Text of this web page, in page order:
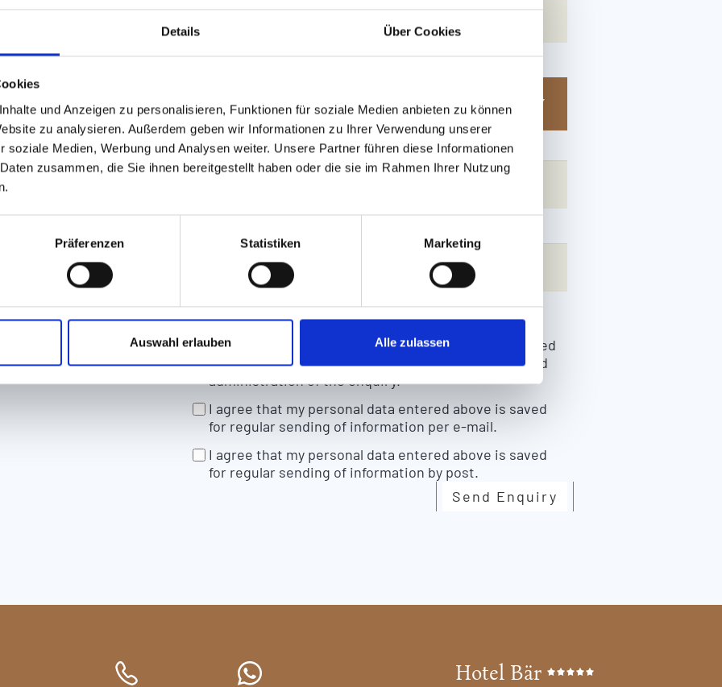
Details Über Cookies
und Anzeigen zu personalisieren, Funktionen für soziale Medien anbieten zu können
zu analysieren. Außerdem geben wir Informationen zu Ihrer Verwendung unserer
soziale Medien, Werbung und Analysen weiter. Unsere Partner führen diese Informationen
zusammen, die Sie ihnen bereitgestellt haben oder die sie im Rahmen Ihrer Nutzung
Präferenzen Statistiken Marketing
Auswahl erlauben Alle zulassen
City
E-mail*
*I agree that my personal data entered above is saved
and processed for the purpose of the processing and
administration of the enquiry.
I agree that my personal data entered above is saved
for regular sending of information per e-mail.
I agree that my personal data entered above is saved
for regular sending of information by post.
Send Enquiry
Hotel Bär